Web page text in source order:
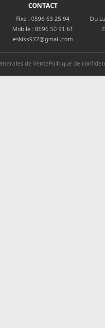
CONTACT
Fixe :0596 63 25 94
Mobile :0696 50 91 61
eskiss972@gmail.com
Du
de VentePolitique de